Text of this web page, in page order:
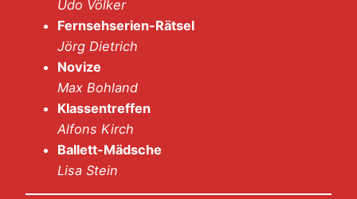
Udo Völker
Fernsehserien-Rätsel
Jörg Dietrich
Novize
Max Bohland
Klassentreffen
Alfons Kirch
Ballett-Mädsche
Lisa Stein